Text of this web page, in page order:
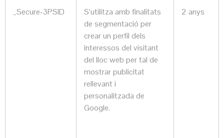
_Secure-3PSID
S’utilitza amb finalitats
de segmentació per
crear un perfil dels
interessos del visitant
del lloc web per tal de
mostrar publicitat
rellevant i
personalitzada de
Google.
2 anys